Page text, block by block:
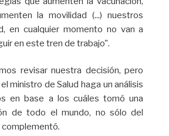
la movilidad (...) nuestros
en cualquier momento no van a
en este tren de trabajo".
revisar nuestra decisión, pero
ministro de Salud haga un análisis
en base a los cuáles tomó una
de todo el mundo, no sólo del
complementó.